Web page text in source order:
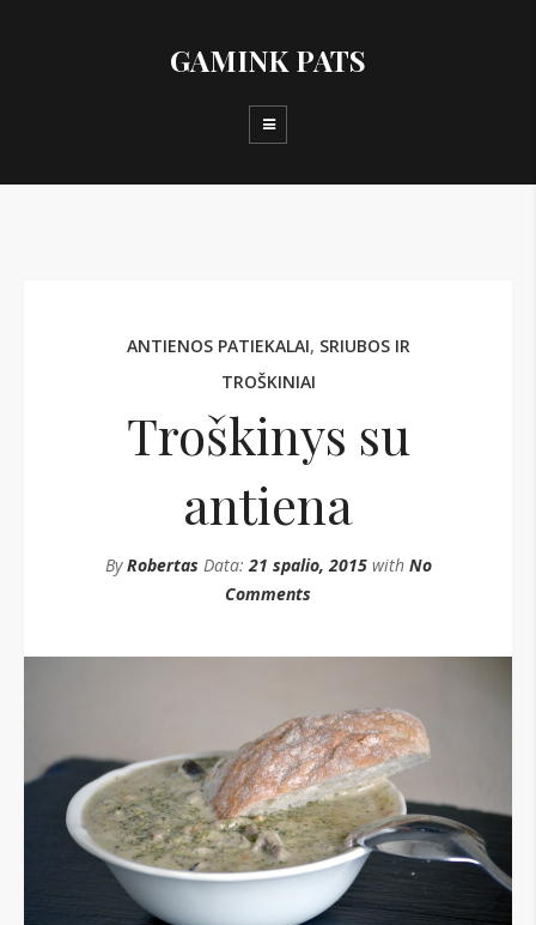
GAMINK PATS
ANTIENOS PATIEKALAI, SRIUBOS IR
TROŠKINIAI
Troškinys su
antiena
ByRobertas Data:21 spalio, 2015with No
Comments